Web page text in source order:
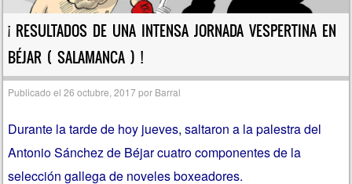
¡ RESULTADOS DE UNA INTENSA JORNADA VESPERTINA EN
BÉJAR ( SALAMANCA ) !
Publicado el26 octubre, 2017por Barral
Durante la tarde de hoy jueves, saltaron a la palestra del
Antonio Sánchez de Béjar cuatro componentes de la
selección gallega de noveles boxeadores.